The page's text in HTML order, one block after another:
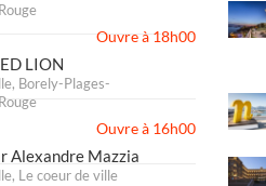
Ouvre à 18h00
LION
Borely-Plages-
Ouvre à 16h00
Alexandre Mazzia
Le coeur de ville